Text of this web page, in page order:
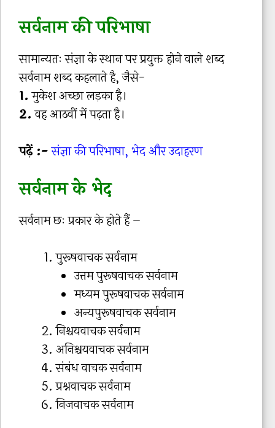
सर्वनाम की परिभाषा
सामान्यतः संज्ञा के स्थान पर प्रयुक्त होने वाले शब्द
सर्वनाम शब्द कहलाते है, जैसे-
1.मुकेश अच्छा लड़का है।
2.वह आठवीं में पढ़ता है।
पढ़ें :-संज्ञा की परिभाषा, भेद और उदाहरण
सर्वनाम के भेद
सर्वनाम छः प्रकार के होते हैं –
पुरूषवाचक सर्वनाम
उत्तम पुरूषवाचक सर्वनाम
मध्यम पुरूषवाचक सर्वनाम
अन्यपुरूषवाचक सर्वनाम
निश्चयवाचक सर्वनाम
अनिश्चयवाचक सर्वनाम
संबंध वाचक सर्वनाम
प्रश्नवाचक सर्वनाम
निजवाचक सर्वनाम